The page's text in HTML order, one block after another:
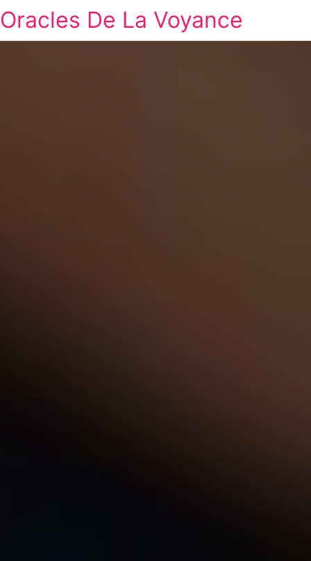
Oracles De La Voyance